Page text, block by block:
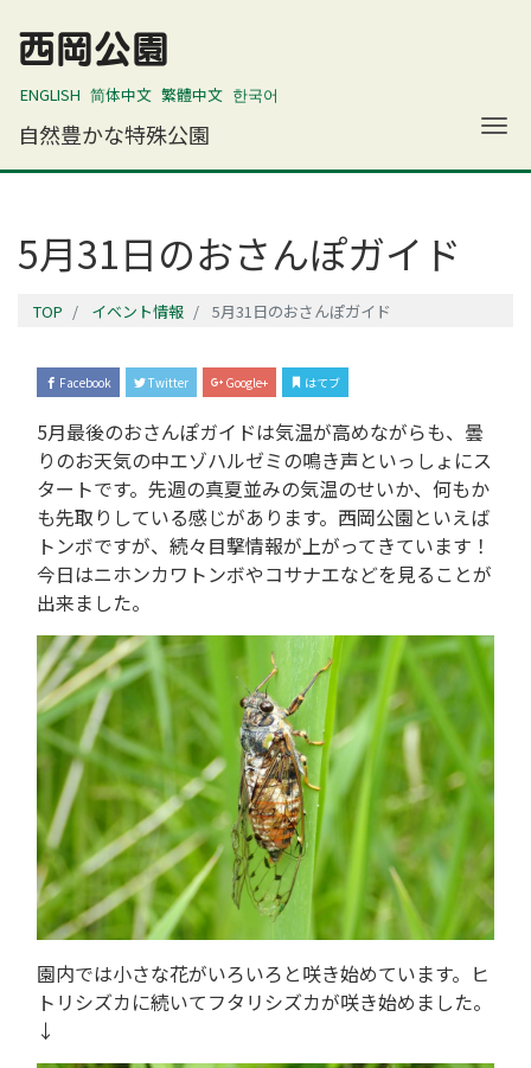
西岡公園
ENGLISH 简体中文 繁體中文 한국어
自然豊かな特殊公園 ナ
5月31日のおさんぽガイド
TOP イベント情報 5月31日のおさんぽガイド
Facebook Twitter Google+ はてブ
5月最後のおさんぽガイドは気温が高めながらも、曇
りのお天気の中エゾハルゼミの鳴き声といっしょにス
タートです。先週の真夏並みの気温のせいか、何もか
も先取りしている感じがあります。西岡公園といえば
トンボですが、続々目撃情報が上がってきています！
今日はニホンカワトンボやコサナエなどを見ることが
出来ました。
園内では小さな花がいろいろと咲き始めています。ヒ
トリシズカに続いてフタリシズカが咲き始めました。
↓